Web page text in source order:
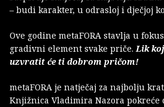
– budi karakter, u odrasloj i dječjoj
Ove godine metaFORA stavlja u
gradivni element svake priče.Lik
uzvratit će ti dobrom pričom!
metaFORA je natječaj za najbolju
Knjižnica Vladimira Nazora pokreće